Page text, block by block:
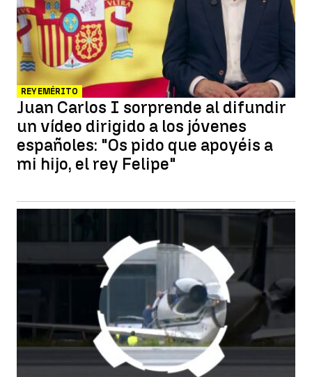
REY EMÉRITO
Juan Carlos I sorprende al difundir
un vídeo dirigido a los jóvenes
españoles: "Os pido que apoyéis a
mi hijo, el rey Felipe"